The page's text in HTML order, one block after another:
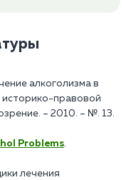
алкоголизма в
правовой
– 2010. – №. 13.
Problems.
лечения